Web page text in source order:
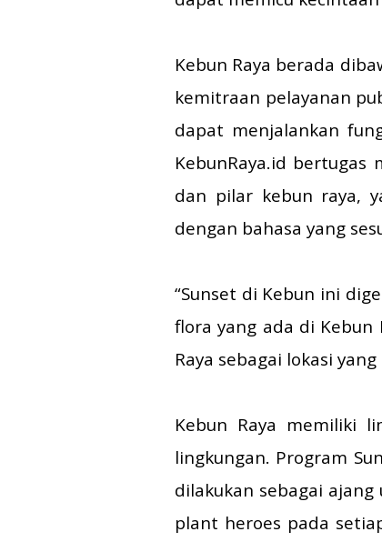
Kebun Raya berada
kemitraan pelayanan
dapat menjalankan
KebunRaya.id bertugas
dan pilar kebun raya,
dengan bahasa yang
“Sunset di Kebun ini
flora yang ada di Kebun
Raya sebagai lokasi
Kebun Raya memiliki
lingkungan. Program
dilakukan sebagai
plant heroes pada